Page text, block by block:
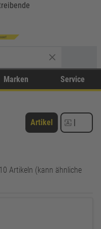
Marken Service
Artikel |
Artikeln (kann ähnliche